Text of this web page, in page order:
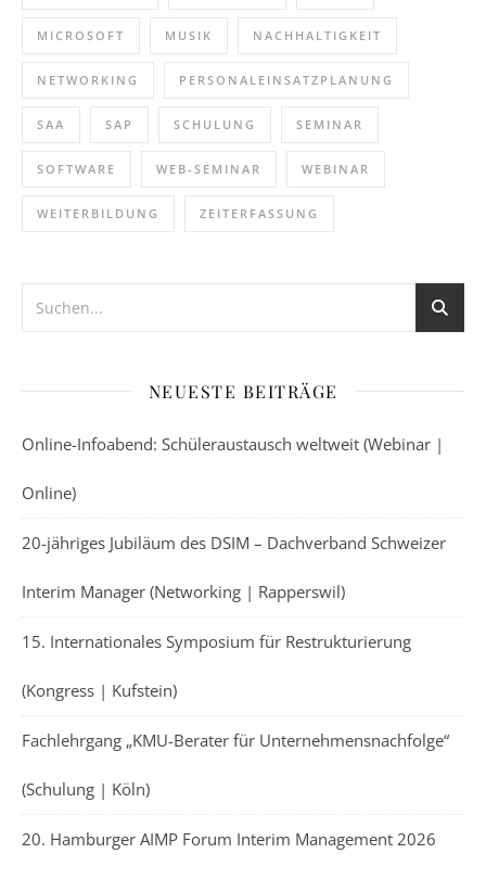
MICROSOFT MUSIK NACHHALTIGKEIT
NETWORKING PERSONALEINSATZPLANUNG
SAA SAP SCHULUNG SEMINAR
SOFTWARE WEB-SEMINAR WEBINAR
WEITERBILDUNG ZEITERFASSUNG
NEUESTE BEITRÄGE
Online-Infoabend: Schüleraustausch weltweit (Webinar |
Online)
20-jähriges Jubiläum des DSIM – Dachverband Schweizer
Interim Manager (Networking | Rapperswil)
15. Internationales Symposium für Restrukturierung
(Kongress | Kufstein)
Fachlehrgang „KMU-Berater für Unternehmensnachfolge“
(Schulung | Köln)
20. Hamburger AIMP Forum Interim Management 2026